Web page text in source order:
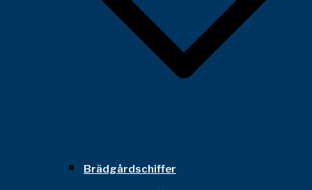
Brädgårdschiffer